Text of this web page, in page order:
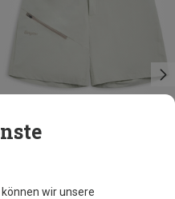
können wir unsere